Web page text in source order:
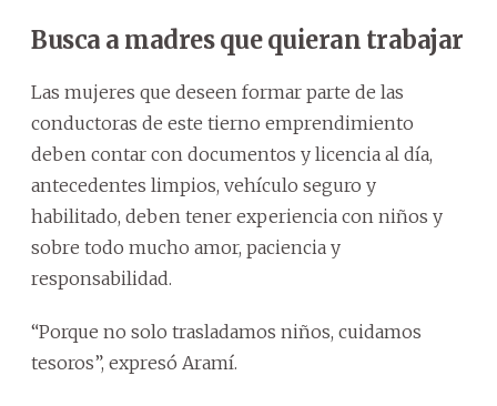
Busca a madres que quieran trabajar
Las mujeres que deseen formar parte de las
conductoras de este tierno emprendimiento
deben contar con documentos y licencia al día,
antecedentes limpios, vehículo seguro y
habilitado, deben tener experiencia con niños y
sobre todo mucho amor, paciencia y
responsabilidad.
“Porque no solo trasladamos niños, cuidamos
tesoros”, expresó Aramí.